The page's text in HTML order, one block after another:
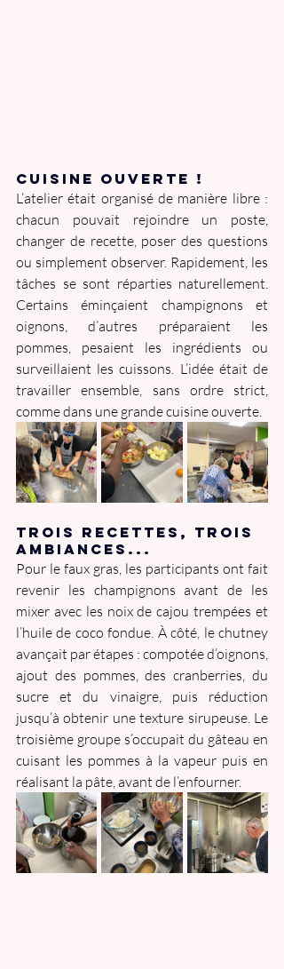
Cuisine ouverte !
L’atelier était organisé de manière libre :
chacun pouvait rejoindre un poste,
changer de recette, poser des questions
ou simplement observer. Rapidement, les
tâches se sont réparties naturellement.
Certains éminçaient champignons et
oignons, d’autres préparaient les
pommes, pesaient les ingrédients ou
surveillaient les cuissons. L’idée était de
travailler ensemble, sans ordre strict,
comme dans une grande cuisine ouverte.
trois recettEs, trois
ambiances...
Pour le faux gras, les participants ont fait
revenir les champignons avant de les
mixer avec les noix de cajou trempées et
l’huile de coco fondue. À côté, le chutney
avançait par étapes : compotée d’oignons,
ajout des pommes, des cranberries, du
sucre et du vinaigre, puis réduction
jusqu’à obtenir une texture sirupeuse. Le
troisième groupe s’occupait du gâteau en
cuisant les pommes à la vapeur puis en
réalisant la pâte, avant de l’enfourner.